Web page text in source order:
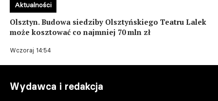
Olsztyn. Budowa siedziby Olsztyńskiego Teatru Lalek
może kosztować co najmniej 70 mln zł
Wczoraj 14:54
Aktualności
Wydawca i redakcja